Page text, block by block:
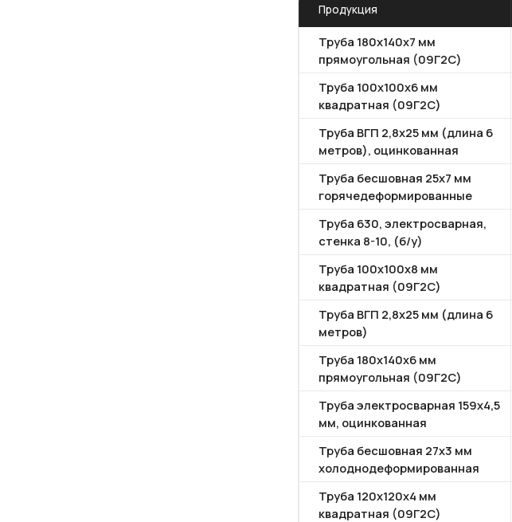
Продукция
Труба 180x140x7 мм
прямоугольная (09Г2С)
Труба 100x100х6 мм
квадратная (09Г2С)
Труба ВГП 2,8х25 мм (длина 6
метров), оцинкованная
Труба бесшовная 25х7 мм
горячедеформированные
Труба 630, электросварная,
стенка 8-10, (б/у)
Труба 100x100х8 мм
квадратная (09Г2С)
Труба ВГП 2,8х25 мм (длина 6
метров)
Труба 180x140x6 мм
прямоугольная (09Г2С)
Труба электросварная 159x4,5
мм, оцинкованная
Труба бесшовная 27х3 мм
холоднодеформированная
Труба 120x120х4 мм
квадратная (09Г2С)